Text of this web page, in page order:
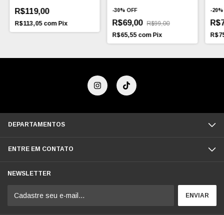
R$119,00
R$113,05 com Pix
-30%OFF
R$69,00 R$99,00
R$65,55 com Pix
-20
DEPARTAMENTOS
ENTRE EM CONTATO
NEWSLETTER